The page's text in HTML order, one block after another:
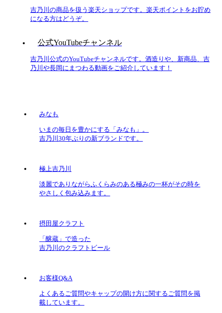
吉乃川の商品を扱う楽天ショップです。楽天ポイントをお貯め
になる方はどうぞ。
公式YouTubeチャンネル
吉乃川公式のYouTubeチャンネルです。酒造りや、新商品、吉
乃川や長岡にまつわる動画をご紹介しています！
みなも
いまの毎日を豊かにする「みなも」。
吉乃川30年ぶりの新ブランドです。
極上吉乃川
淡麗でありながらふくらみのある極みの一杯がその時を
やさしく包み込みます。
摂田屋クラフト
「醸蔵」で造った
吉乃川のクラフトビール
お客様Q&A
よくあるご質問やキャップの開け方に関するご質問を掲
載しています。